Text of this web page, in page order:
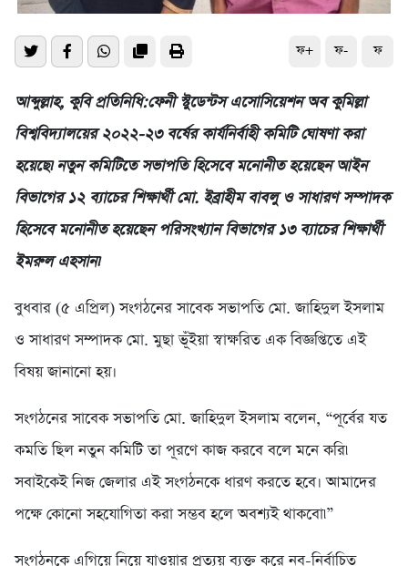
ফ+ ফ- ফ
আব্দুল্লাহ, কুবি প্রতিনিধি:ফেনী স্টুডেন্টস এসোসিয়েশন অব কুমিল্লা
বিশ্ববিদ্যালয়ের ২০২২-২৩ বর্ষের কার্যনির্বাহী কমিটি ঘোষণা করা
হয়েছে৷ নতুন কমিটিতে সভাপতি হিসেবে মনোনীত হয়েছেন আইন
বিভাগের ১২ ব্যাচের শিক্ষার্থী মো. ইব্রাহীম বাবলু ও সাধারণ সম্পাদক
হিসেবে মনোনীত হয়েছেন পরিসংখ্যান বিভাগের ১৩ ব্যাচের শিক্ষার্থী
ইমরুল এহসান৷
বুধবার (৫ এপ্রিল) সংগঠনের সাবেক সভাপতি মো. জাহিদুল ইসলাম
ও সাধারণ সম্পাদক মো. মুছা ভূঁইয়া স্বাক্ষরিত এক বিজ্ঞপ্তিতে এই
বিষয় জানানো হয়।
সংগঠনের সাবেক সভাপতি মো. জাহিদুল ইসলাম বলেন, “পূর্বের যত
কমতি ছিল নতুন কমিটি তা পূরণে কাজ করবে বলে মনে করি৷
সবাইকেই নিজ জেলার এই সংগঠনকে ধারণ করতে হবে। আমাদের
পক্ষে কোনো সহযোগিতা করা সম্ভব হলে অবশ্যই থাকবো৷”
সংগঠনকে এগিয়ে নিয়ে যাওয়ার প্রত্যয় ব্যক্ত করে নব-নির্বাচিত